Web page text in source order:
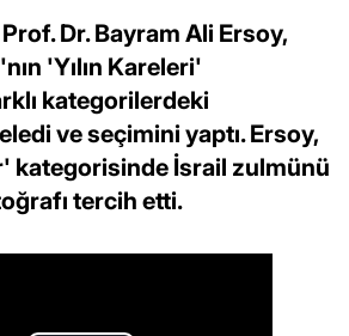
Dr. Bayram Ali Ersoy,
'Yılın Kareleri'
kategorilerdeki
ve seçimini yaptı. Ersoy,
kategorisinde İsrail zulmünü
tercih etti.